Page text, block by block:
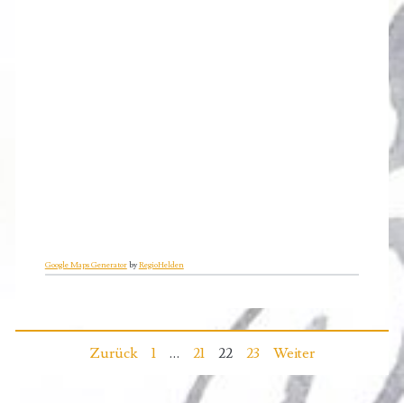
Google Maps GeneratorbyRegioHelden
Seitennummerierung
Zurück 1 … 21 22 23 Weiter